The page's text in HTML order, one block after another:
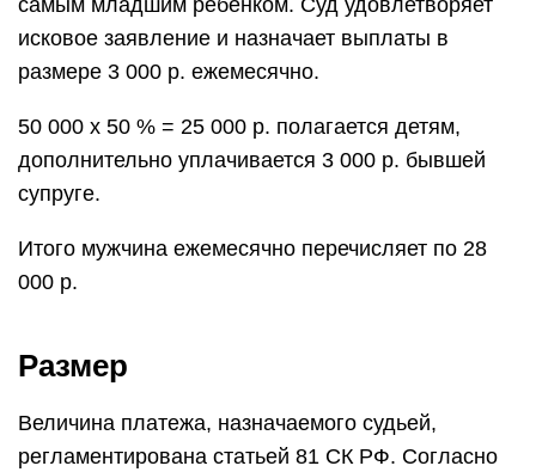
самым младшим ребенком. Суд удовлетворяет
исковое заявление и назначает выплаты в
размере 3 000 р. ежемесячно.
50 000 х 50 % = 25 000 р. полагается детям,
дополнительно уплачивается 3 000 р. бывшей
супруге.
Итого мужчина ежемесячно перечисляет по 28
000 р.
Размер
Величина платежа, назначаемого судьей,
регламентирована статьей 81 СК РФ. Согласно